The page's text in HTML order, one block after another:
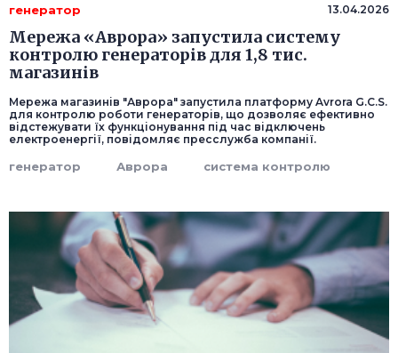
генератор 13.04.2026
Мережа «Аврора» запустила систему
контролю генераторів для 1,8 тис.
магазинів
Мережа магазинів "Аврора" запустила платформу Avrora G.C.S.
для контролю роботи генераторів, що дозволяє ефективно
відстежувати їх функціонування під час відключень
електроенергії, повідомляє пресслужба компанії.
генератор Аврора система контролю